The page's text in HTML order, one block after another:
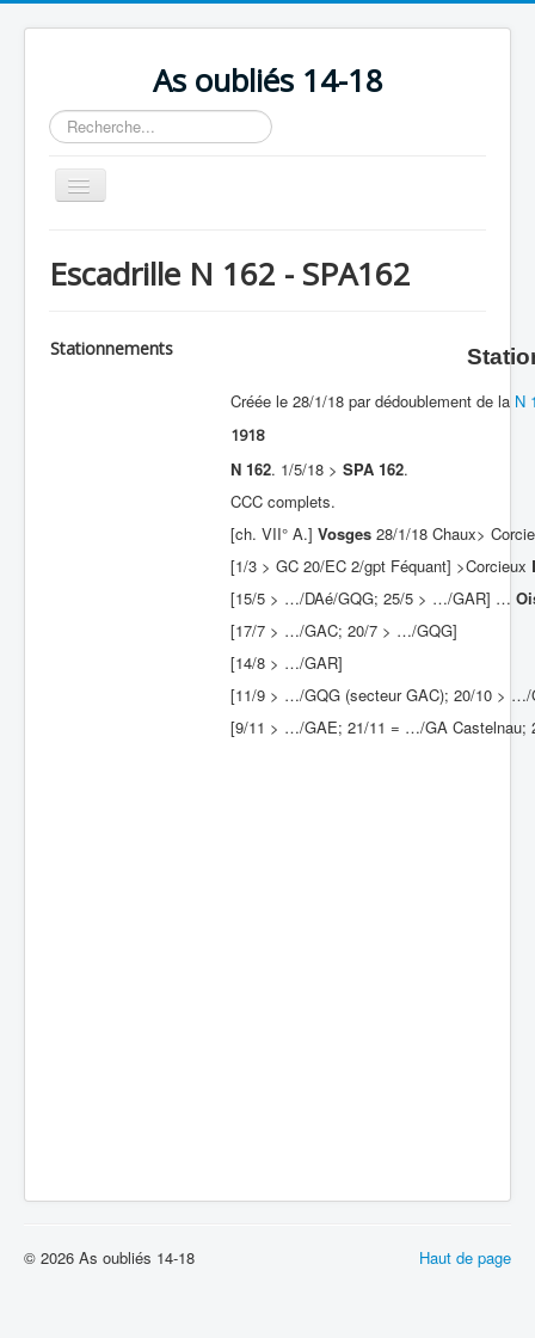
As oubliés 14-18
Rechercher
Basculer
la
Chronologie
Escadrille N 162 - SPA162
Stationnements
Créée le 28/1/18 par dédoublement de la N
1918
N 162. 1/5/18 > SPA 162.
CCC complets.
[ch. VII° A.] Vosges 28/1/18 Chaux>
[1/3 > GC 20/EC 2/gpt Féquant] >Corcieux
[15/5 > …/DAé/GQG; 25/5 > …/GAR] …
[17/7 > …/GAC; 20/7 > …/GQG]
[14/8 > …/GAR]
[11/9 > …/GQG (secteur GAC); 20/10 >
[9/11 > …/GAE; 21/11 = …/GA
Haut de page
© 2026 As oubliés 14-18